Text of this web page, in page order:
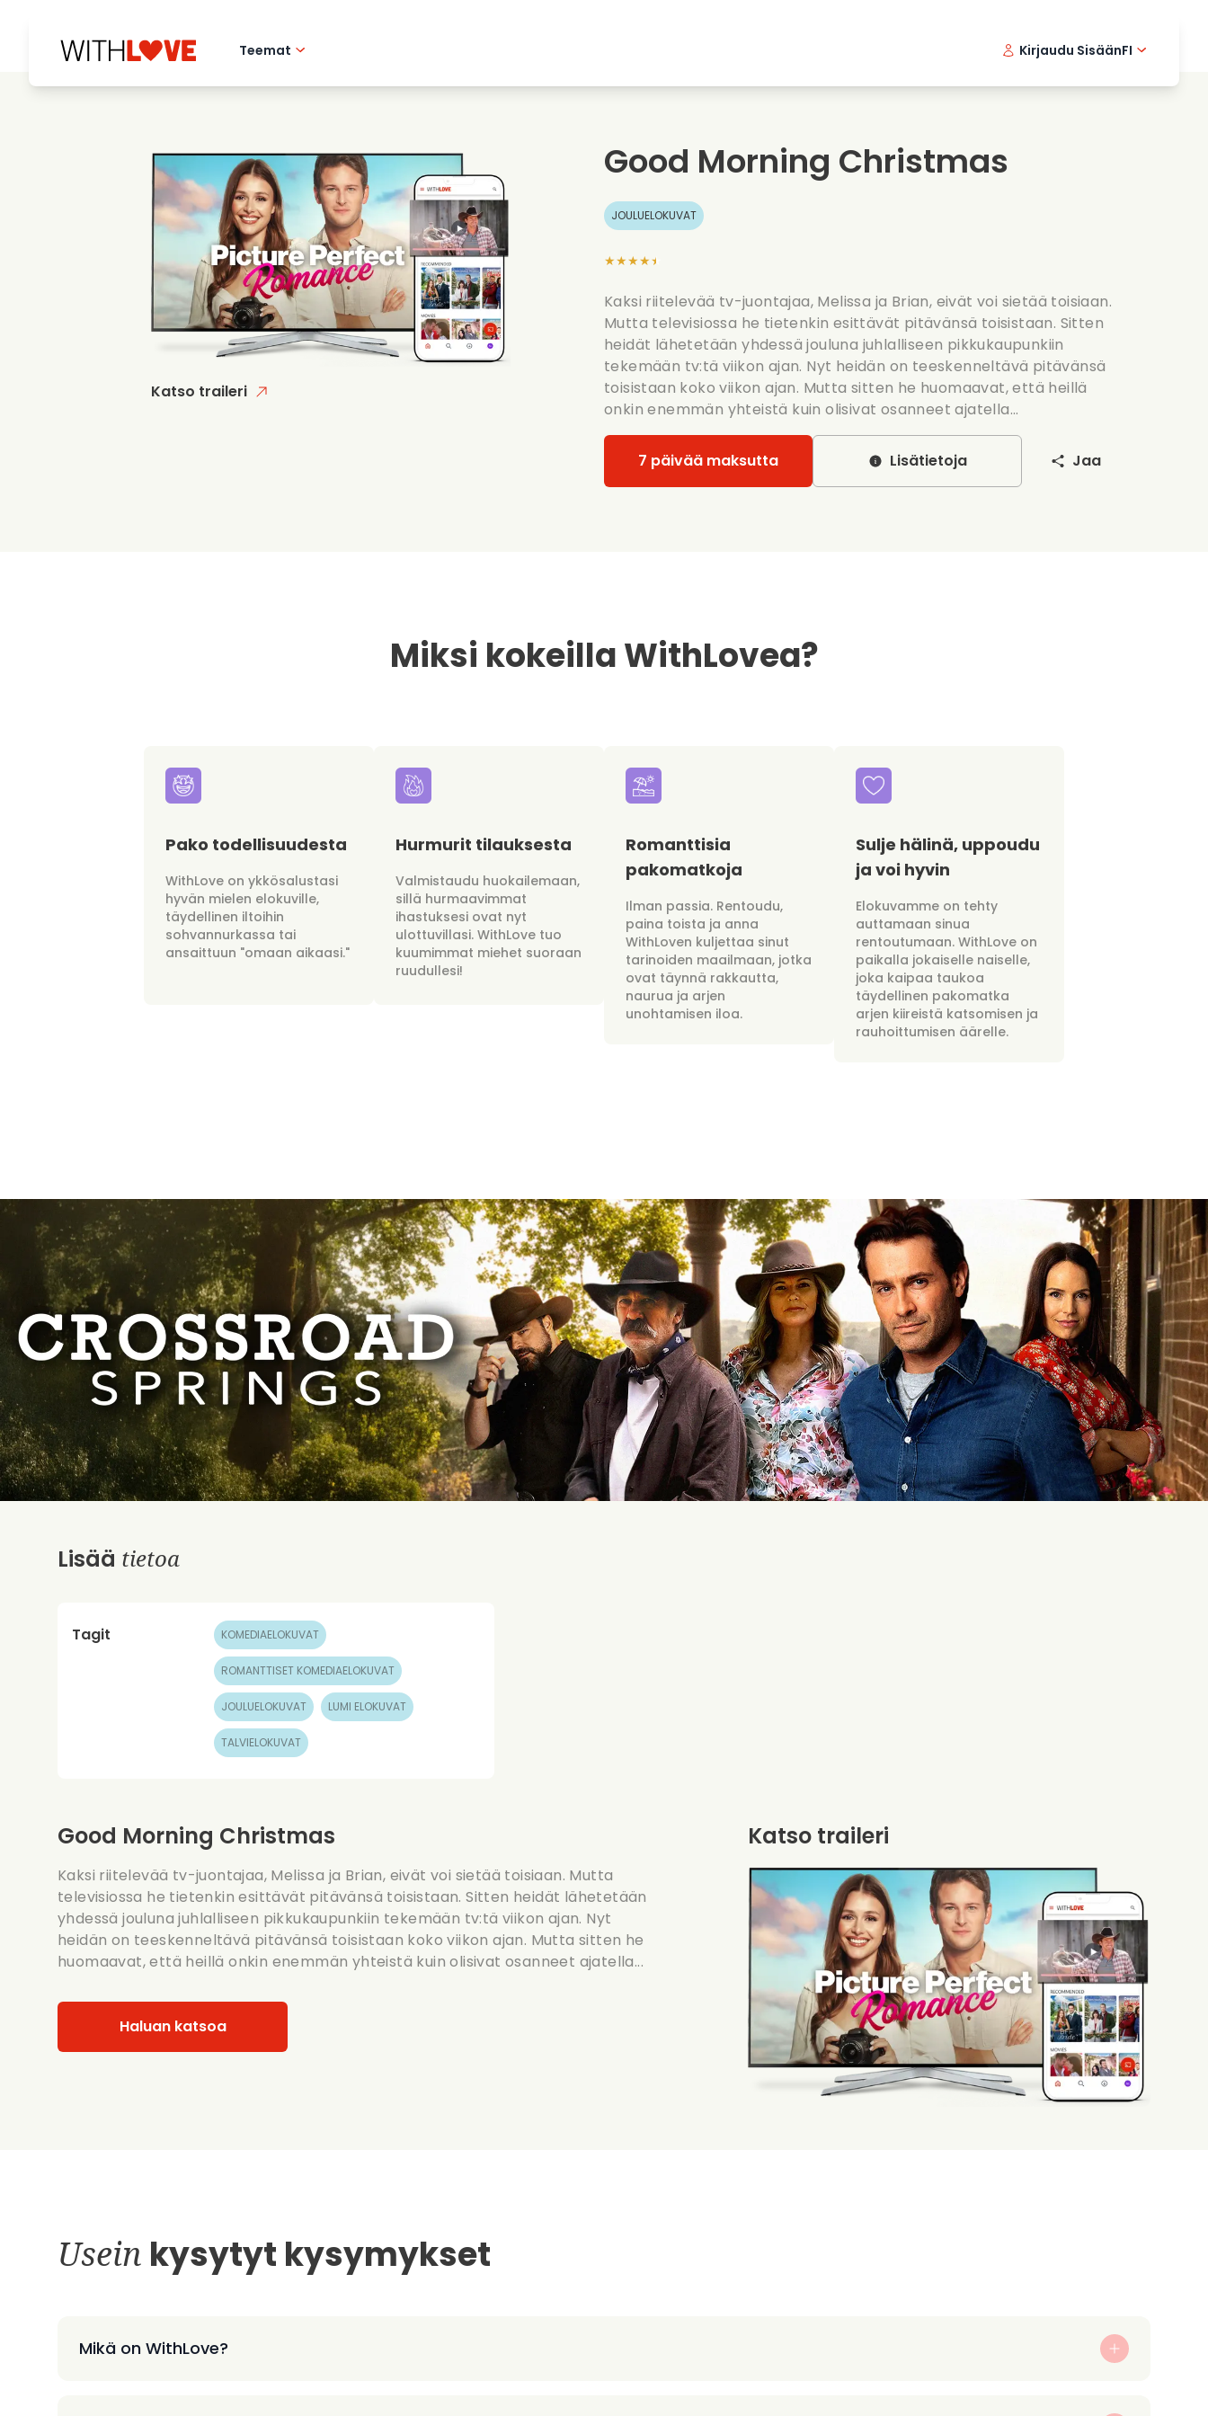
Teemat
Mysteerit
Treffielokuvat
Romanttiset sarjat
Haat
Kirjaudu SisäänFI
Katso traileri
Good Morning Christmas
JOULUELOKUVAT
★★★★★
Kaksi riitelevää tv-juontajaa, Melissa ja Brian, eivät voi sietää toisiaan.
Mutta televisiossa he tietenkin esittävät pitävänsä toisistaan. Sitten
heidät lähetetään yhdessä jouluna juhlalliseen pikkukaupunkiin
tekemään tv:tä viikon ajan. Nyt heidän on teeskenneltävä pitävänsä
toisistaan koko viikon ajan. Mutta sitten he huomaavat, että heillä
onkin enemmän yhteistä kuin olisivat osanneet ajatella...
7 päivää maksutta Lisätietoja Jaa
Miksi kokeilla WithLovea?
Pako todellisuudesta
WithLove on ykkösalustasi
hyvän mielen elokuville,
täydellinen iltoihin
sohvannurkassa tai
ansaittuun "omaan aikaasi."
Hurmurit tilauksesta
Valmistaudu huokailemaan,
sillä hurmaavimmat
ihastuksesi ovat nyt
ulottuvillasi. WithLove tuo
kuumimmat miehet suoraan
ruudullesi!
Romanttisia
pakomatkoja
Ilman passia. Rentoudu,
paina toista ja anna
WithLoven kuljettaa sinut
tarinoiden maailmaan, jotka
ovat täynnä rakkautta,
naurua ja arjen
unohtamisen iloa.
Sulje hälinä, uppoudu
ja voi hyvin
Elokuvamme on tehty
auttamaan sinua
rentoutumaan. WithLove on
paikalla jokaiselle naiselle,
joka kaipaa taukoa
täydellinen pakomatka
arjen kiireistä katsomisen ja
rauhoittumisen äärelle.
Lisää tietoa
Tagit KOMEDIAELOKUVAT
ROMANTTISET KOMEDIAELOKUVAT
JOULUELOKUVAT LUMI ELOKUVAT
TALVIELOKUVAT
Good Morning Christmas
Kaksi riitelevää tv-juontajaa, Melissa ja Brian, eivät voi sietää toisiaan. Mutta
televisiossa he tietenkin esittävät pitävänsä toisistaan. Sitten heidät lähetetään
yhdessä jouluna juhlalliseen pikkukaupunkiin tekemään tv:tä viikon ajan. Nyt
heidän on teeskenneltävä pitävänsä toisistaan koko viikon ajan. Mutta sitten he
huomaavat, että heillä onkin enemmän yhteistä kuin olisivat osanneet ajatella...
Haluan katsoa
Katso traileri
Usein kysytyt kysymykset
Mikä on WithLove?